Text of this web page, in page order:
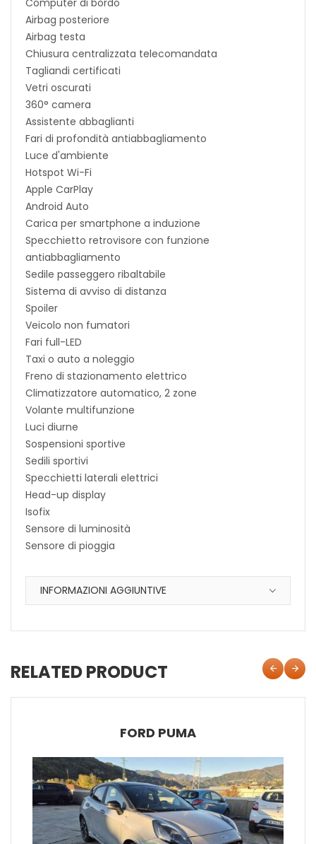
Computer di bordo
Airbag posteriore
Airbag testa
Chiusura centralizzata telecomandata
Tagliandi certificati
Vetri oscurati
360° camera
Assistente abbaglianti
Fari di profondità antiabbagliamento
Luce d'ambiente
Hotspot Wi-Fi
Apple CarPlay
Android Auto
Carica per smartphone a induzione
Specchietto retrovisore con funzione
antiabbagliamento
Sedile passeggero ribaltabile
Sistema di avviso di distanza
Spoiler
Veicolo non fumatori
Fari full-LED
Taxi o auto a noleggio
Freno di stazionamento elettrico
Climatizzatore automatico, 2 zone
Volante multifunzione
Luci diurne
Sospensioni sportive
Sedili sportivi
Specchietti laterali elettrici
Head-up display
Isofix
Sensore di luminosità
Sensore di pioggia
INFORMAZIONI AGGIUNTIVE
RELATED PRODUCT
FORD PUMA